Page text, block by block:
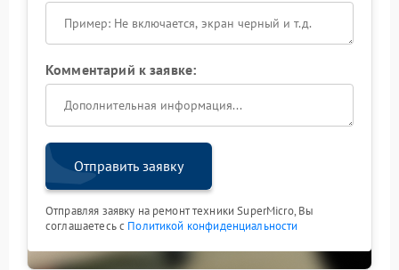
Комментарий к заявке:
Отправить заявку
Отправляя заявку на ремонт техники SuperMicro, Вы
соглашаетесь с Политикой конфиденциальности